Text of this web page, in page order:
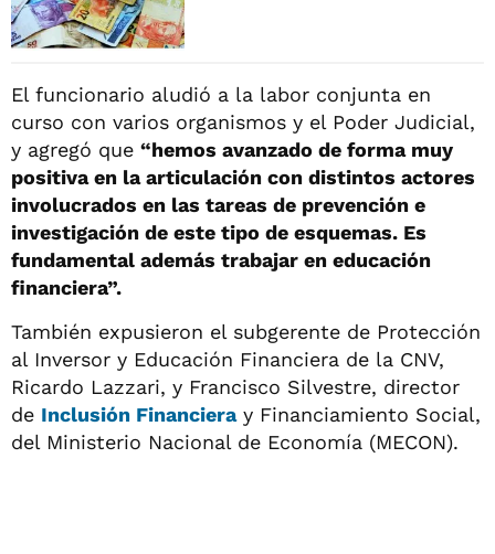
El funcionario aludió a la labor conjunta en
curso con varios organismos y el Poder Judicial,
y agregó que “hemos avanzado de forma muy
positiva en la articulación con distintos actores
involucrados en las tareas de prevención e
investigación de este tipo de esquemas. Es
fundamental además trabajar en educación
financiera”.
También expusieron el subgerente de Protección
al Inversor y Educación Financiera de la CNV,
Ricardo Lazzari, y Francisco Silvestre, director
de Inclusión Financieray Financiamiento Social,
del Ministerio Nacional de Economía (MECON).